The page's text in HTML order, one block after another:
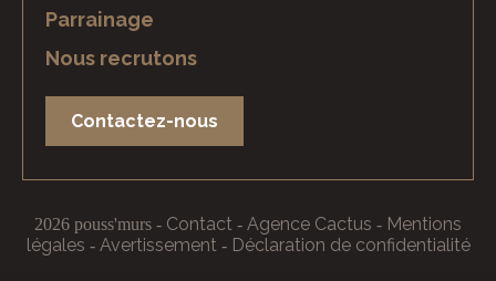
Parrainage
Nous recrutons
Contactez-nous
2026 pouss'murs - Contact - Agence Cactus - Mentions
légales - Avertissement - Déclaration de confidentialité